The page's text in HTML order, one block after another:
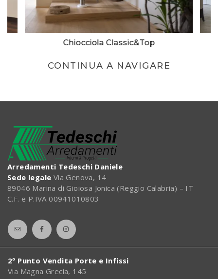
Chiocciola Classic&Top
CONTINUA A NAVIGARE
Arredamenti Tedeschi Daniele
Sede legale Via Genova, 14
89046 Marina di Gioiosa Jonica (Reggio Calabria) – IT
C.F. e P.IVA 00941010803
2º Punto Vendita Porte e Infissi
Via Magna Grecia, 145